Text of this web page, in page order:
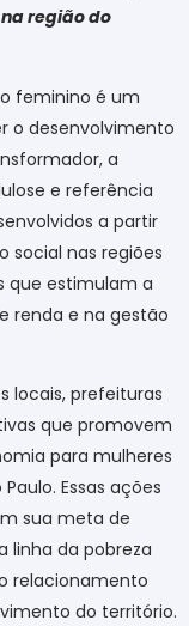
região do
feminino é um
o desenvolvimento
a
e referência
a partir
social nas regiões
que estimulam a
renda e na gestão
locais, prefeituras
que promovem
para mulheres
Essas ações
sua meta de
linha da pobreza
relacionamento
do território.